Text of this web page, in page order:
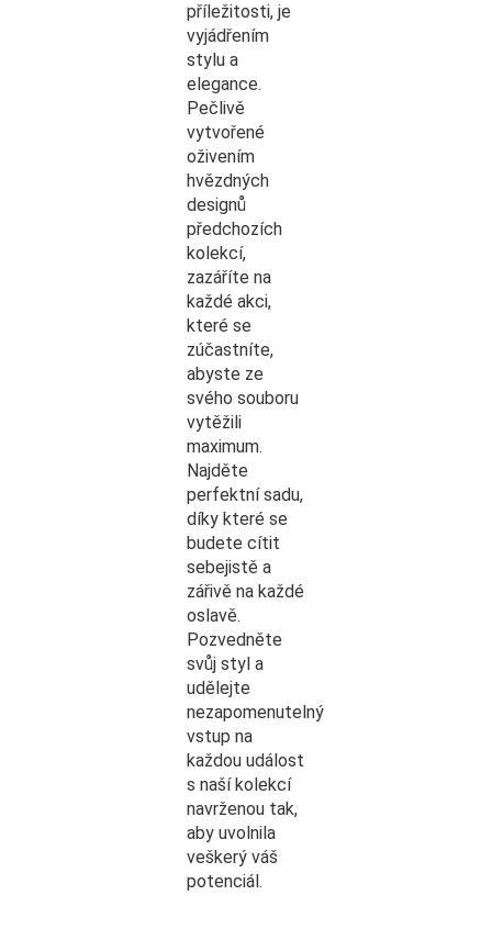
příležitosti, je
vyjádřením
stylu a
elegance.
Pečlivě
vytvořené
oživením
hvězdných
designů
předchozích
kolekcí,
zazáříte na
každé akci,
které se
zúčastníte,
abyste ze
svého souboru
vytěžili
maximum.
Najděte
perfektní sadu,
díky které se
budete cítit
sebejistě a
zářivě na každé
oslavě.
Pozvedněte
svůj styl a
udělejte
nezapomenutelný
vstup na
každou událost
s naší kolekcí
navrženou tak,
aby uvolnila
veškerý váš
potenciál.